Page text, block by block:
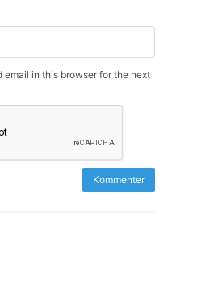
email in this browser for the next